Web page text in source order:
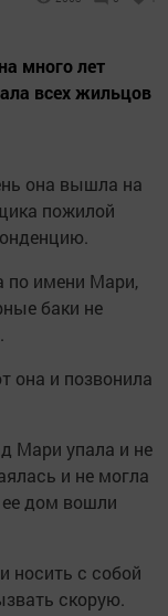
много лет
всех жильцов
она вышла на
пожилой
по имени Мари,
баки не
она и позвонила
Мари упала и не
и не могла
дом вошли
носить с собой
скорую.